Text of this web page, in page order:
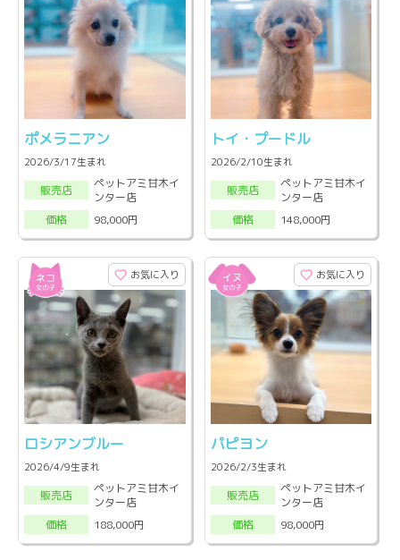
ポメラニアン
2026/3/17生まれ
販売店
ペットアミ甘木イ
ンター店
価格
98,000円
トイ・プードル
2026/2/10生まれ
販売店
ペットアミ甘木イ
ンター店
価格
148,000円
お気に入り
ロシアンブルー
2026/4/9生まれ
販売店
ペットアミ甘木イ
ンター店
価格
188,000円
お気に入り
パピヨン
2026/2/3生まれ
販売店
ペットアミ甘木イ
ンター店
価格
98,000円